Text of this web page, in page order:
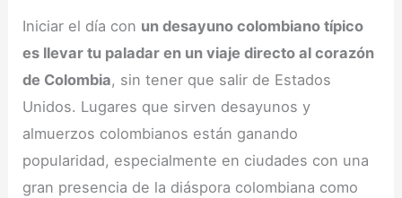
Iniciar el día con un desayuno colombiano típico
es llevar tu paladar en un viaje directo al corazón
de Colombia, sin tener que salir de Estados
Unidos. Lugares que sirven desayunos y
almuerzos colombianos están ganando
popularidad, especialmente en ciudades con una
gran presencia de la diáspora colombiana como